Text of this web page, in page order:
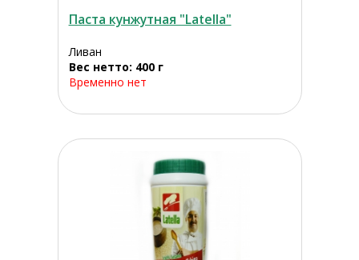
Паста кунжутная "Latella"
Ливан
Вес нетто: 400 г
Временно нет